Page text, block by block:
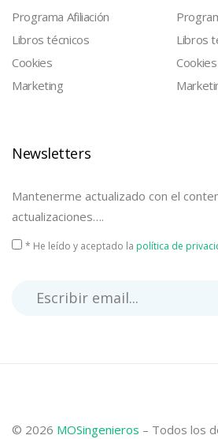
Programa Afiliación
Libros técnicos
Libros
Cookies
Cookies
Marketing
Newsletters
Mantenerme actualizado con el
actualizaciones….
* He leído y aceptado la política de
© 2026 MOSingenieros – Todos los